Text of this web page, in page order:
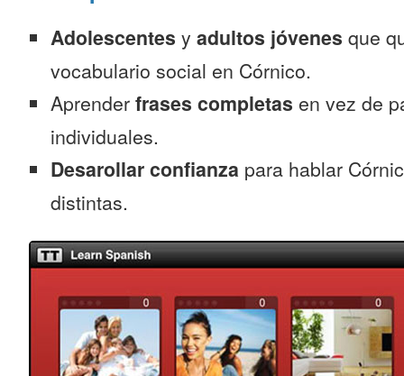
Adolescentes y adultos jóvenes que
vocabulario social en Córnico.
Aprender frases completas en vez de
individuales.
Desarollar confianza para hablar
distintas.